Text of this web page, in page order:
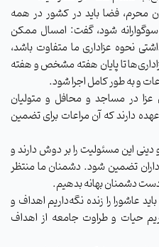
محرم، فضا باید در کشور در همه
شود، گفت: امسال ممکن
نحوه عزاداری ما متفاوت باشد،
تا پایان هفته مشخص و هفته
و به طور کامل اجرا شود.
در مساجد و محافل و متولیان
دارند که آن مراعات برای تضمین
این مسئولیت را بر دوش دارند و
تضمین شود. دشمنان ما منتظر
دست دشمنان بهانه بدهیم.
عاشورا را زنده نگه‌داریم اهداف و
حیات و طراوت جامعه از اهداف